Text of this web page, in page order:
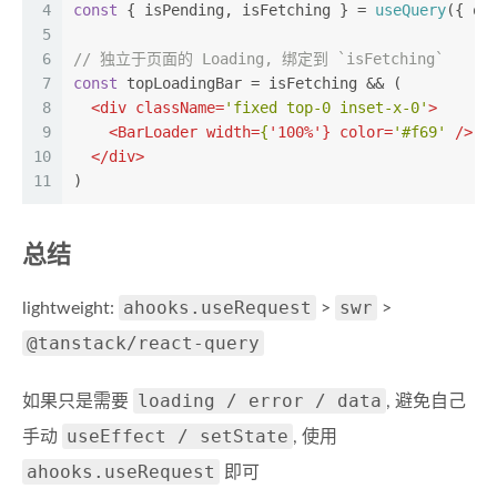
4
5
6
7
8
9
10
11
const { isPending, isFetching } = useQuery({
// 独立于页面的 Loading, 绑定到 `isFetching`
const topLoadingBar = isFetching && (
<div className='fixed top-0 inset-x-0'>
<BarLoader width={ ' 100%'} color='#f69'
/>
</div>
)
总结
lightweight: ahooks.useRequest > swr >
@tanstack/react-query
如果只是需要 loading / error / data , 避免自己
手动
useEffect / setState , 使用
ahooks.useRequest 即可